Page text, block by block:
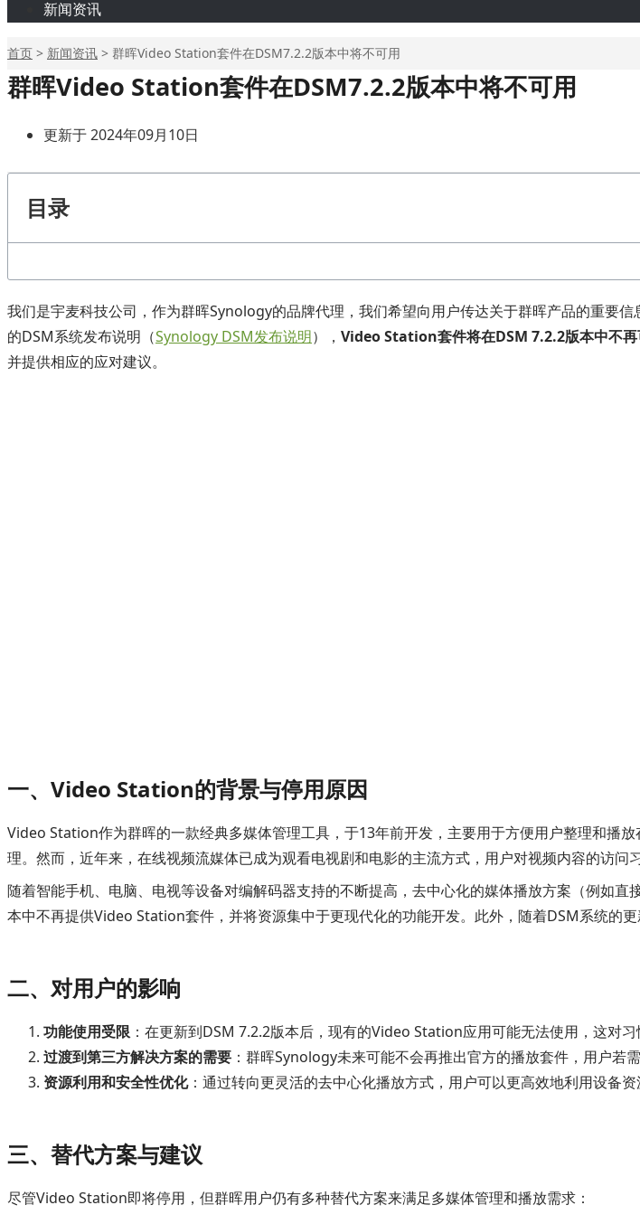
新闻资讯
首页 > 新闻资讯 > 群晖Video Station套件在DSM7.2.2版本中将不可用
群晖Video Station套件在DSM7.2.2版本中将不可用
更新于 2024年09月10日
目录
我们是宇麦科技公司，作为群晖Synology的品牌代理，我们希望向用户传达关于群晖产品的重要
的DSM系统发布说明（Synology DSM发布说明）， Video Station套件将在DSM 7.2.2版本中不再
并提供相应的应对建议。
一、Video Station的背景与停用原因
Video Station作为群晖的一款经典多媒体管理工具，于13年前开发，主要用于方便用户整理和播
理。然而，近年来，在线视频流媒体已成为观看电视剧和电影的主流方式，用户对视频内容的访问
随着智能手机、电脑、电视等设备对编解码器支持的不断提高，去中心化的媒体播放方案（例如
本中不再提供Video Station套件，并将资源集中于更现代化的功能开发。此外，随着DSM系统的
二、对用户的影响
功能使用受限 ：在更新到DSM 7.2.2版本后，现有的Video Station应用可能无法使用，这对
过渡到第三方解决方案的需要 ：群晖Synology未来可能不会再推出官方的播放套件，用户若
资源利用和安全性优化：通过转向更灵活的去中心化播放方式，用户可以更高效地利用设备
三、替代方案与建议
尽管Video Station即将停用，但群晖用户仍有多种替代方案来满足多媒体管理和播放需求：